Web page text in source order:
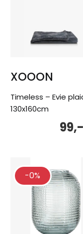
XOOON
Timeless – Evie
130x160cm
99,-
-0%